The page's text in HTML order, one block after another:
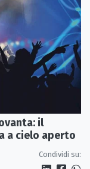
il
a cielo aperto
Condividi su: